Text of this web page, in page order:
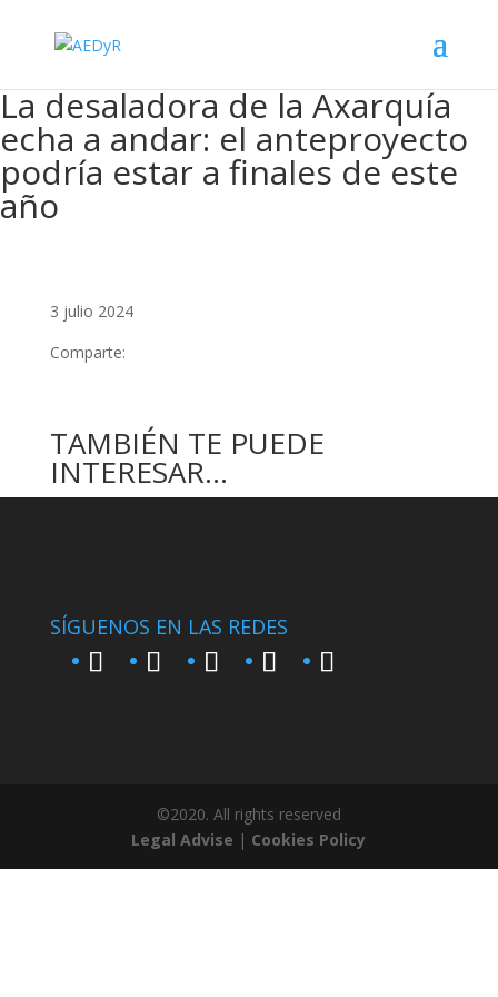
La desaladora de la Axarquía
echa a andar: el anteproyecto
podría estar a finales de este
año
3 julio 2024
Comparte:
TAMBIÉN TE PUEDE
INTERESAR…
SÍGUENOS EN LAS REDES
©2020. All rights reserved
Legal Advise | Cookies Policy